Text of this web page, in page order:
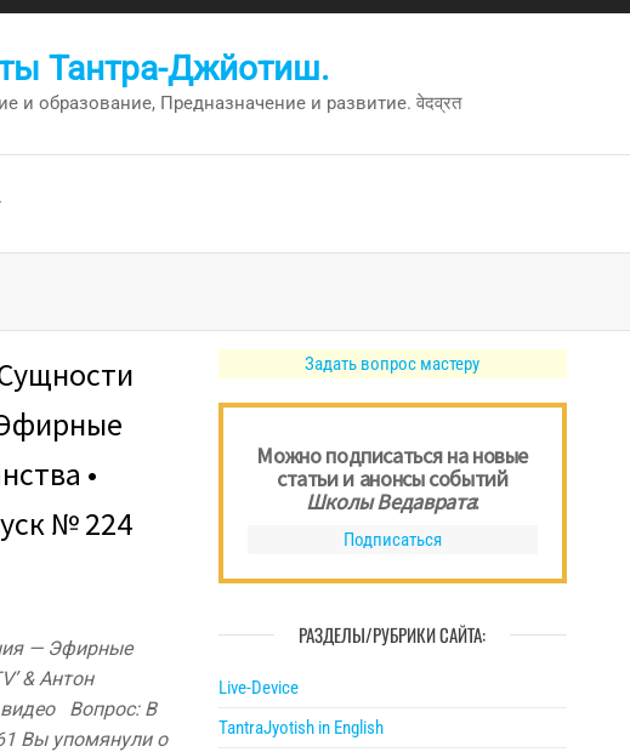
Тантра-Джйотиш.
образование, Предназначение и развитие. वेदव्रत
•
№ 224
— Эфирные
& Антон
Вопрос: В
Вы упомянули о
Задать вопрос мастеру
Можно подписаться на новые
статьи и анонсы событий
Школы Ведаврата:
Подписаться
РАЗДЕЛЫ/РУБРИКИ САЙТА:
Live-Device
TantraJyotish in English